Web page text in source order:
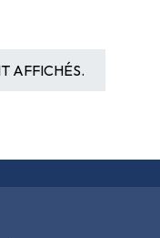
AFFICHÉS.